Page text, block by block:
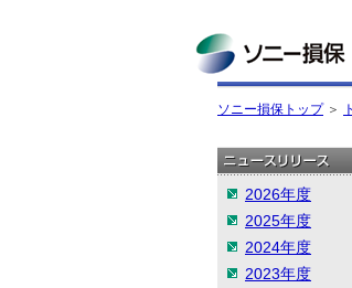
ソニー損保トップ＞
2026年度
2025年度
2024年度
2023年度